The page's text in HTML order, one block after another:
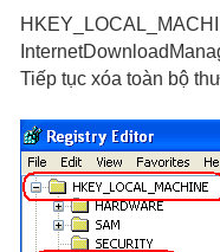
Tiếp tục xóa toàn bộ